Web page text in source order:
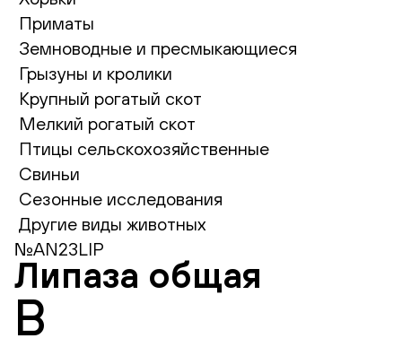
Приматы
Земноводные и пресмыкающиеся
Грызуны и кролики
Крупный рогатый скот
Мелкий рогатый скот
Птицы сельскохозяйственные
Свиньи
Сезонные исследования
Другие виды животных
№AN23LIP
Липаза общая
В